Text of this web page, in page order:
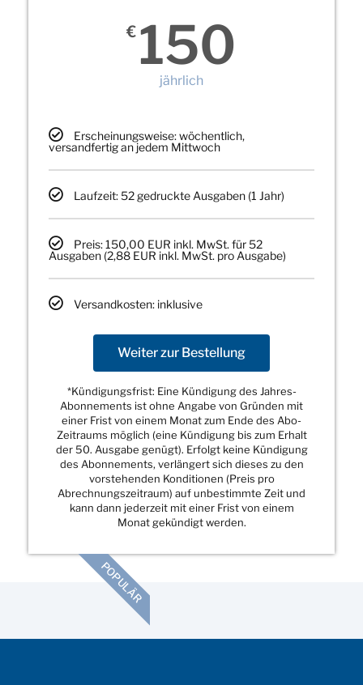
€ 150
jährlich
Erscheinungsweise: wöchentlich,
versandfertig an jedem Mittwoch
Laufzeit: 52 gedruckte Ausgaben (1 Jahr)
Preis: 150,00 EUR inkl. MwSt. für 52
Ausgaben (2,88 EUR inkl. MwSt. pro Ausgabe)
Versandkosten: inklusive
Weiter zur Bestellung
*Kündigungsfrist: Eine Kündigung des Jahres-
Abonnements ist ohne Angabe von Gründen mit
einer Frist von einem Monat zum Ende des Abo-
Zeitraums möglich (eine Kündigung bis zum Erhalt
der 50. Ausgabe genügt). Erfolgt keine Kündigung
des Abonnements, verlängert sich dieses zu den
vorstehenden Konditionen (Preis pro
Abrechnungszeitraum) auf unbestimmte Zeit und
kann dann jederzeit mit einer Frist von einem
Monat gekündigt werden.
POPULÄR